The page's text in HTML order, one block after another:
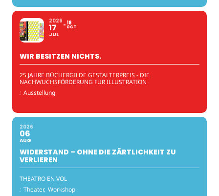
2026
17
JUL
18
OCT
WIR BESITZEN NICHTS.
25 JAHRE BÜCHERGILDE GESTALTERPREIS - DIE
NACHWUCHSFÖRDERUNG FÜR ILLUSTRATION
: Ausstellung
2026
06
AUG
WIDERSTAND – OHNE DIE ZÄRTLICHKEIT ZU
VERLIEREN
THEATRO EN VOL
: Theater, Workshop